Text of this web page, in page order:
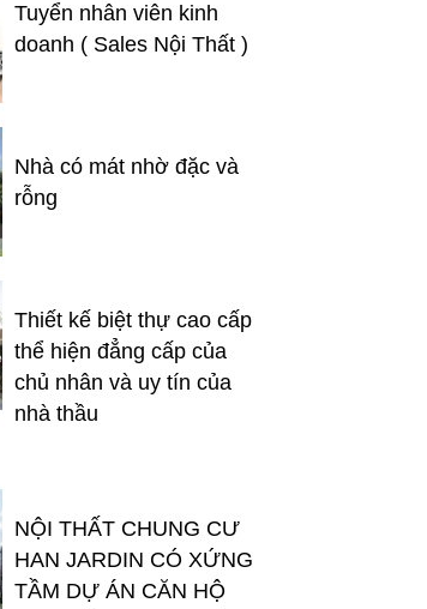
Tuyển nhân viên kinh
doanh ( Sales Nội Thất )
Nhà có mát nhờ đặc và
rỗng
Thiết kế biệt thự cao cấp
thể hiện đẳng cấp của
chủ nhân và uy tín của
nhà thầu
NỘI THẤT CHUNG CƯ
HAN JARDIN CÓ XỨNG
TẦM DỰ ÁN CĂN HỘ